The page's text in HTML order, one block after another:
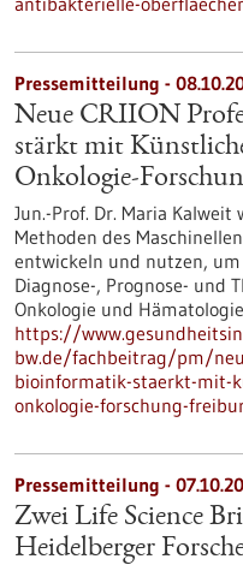
Pressemitteilung -
Neue CRIION
stärkt mit
Onkologie-
Jun.-Prof. Dr. Maria
Methoden des
entwickeln und nutzen,
Diagnose-, Prognose- und
Onkologie und
https://
bw.de/fachbeitrag/pm/
bioinformatik-staerkt-mit-
onkologie-forschung-
Pressemitteilung -
Zwei Life Science
Heidelberger